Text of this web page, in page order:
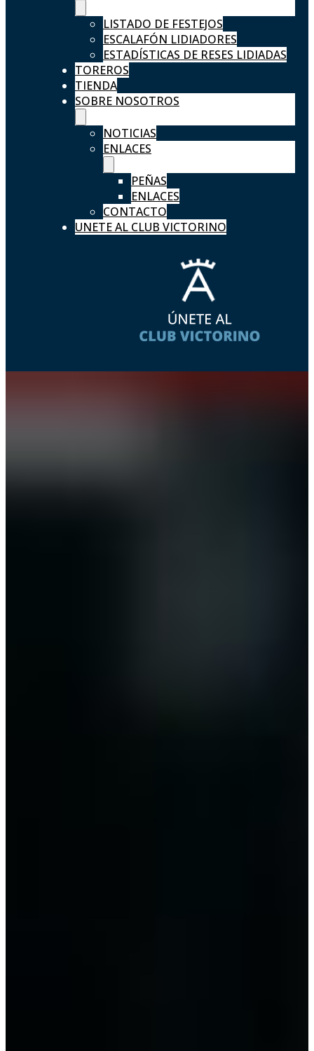
LISTADO DE FESTEJOS
ESCALAFÓN LIDIADORES
ESTADÍSTICAS DE RESES LIDIADAS
TOREROS
TIENDA
SOBRE NOSOTROS
NOTICIAS
ENLACES
PEÑAS
ENLACES
CONTACTO
UNETE AL CLUB VICTORINO